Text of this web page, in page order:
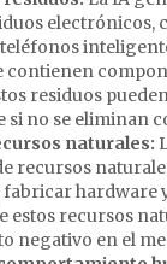
electrónicos,
contienen
residuos
si no se eliminan
naturales:
recursos
fabricar hardware
estos recursos
negativo en el